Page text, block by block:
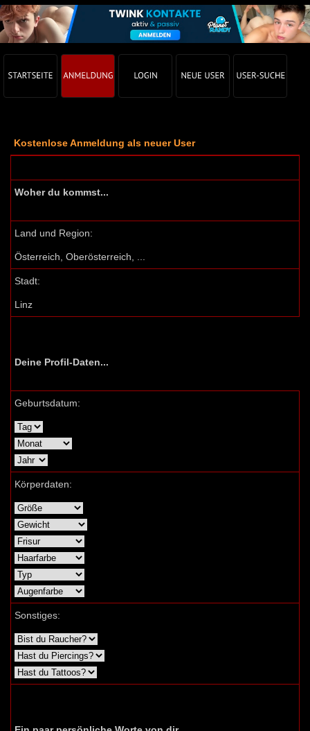
Kostenlose Anmeldung als neuer User
Woher du kommst...
Land und Region:
Österreich, Oberösterreich, ...
Stadt:
Linz
Deine Profil-Daten...
Geburtsdatum:
Körperdaten:
Sonstiges: